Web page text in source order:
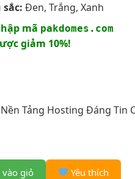
sắc: Đen, Trắng, Xanh
mã pakdomes.com
giảm 10%!
Tảng Hosting Đáng Tin
vào giỏ Yêu thích